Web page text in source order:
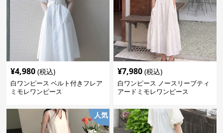
¥4,980 (税込)
白ワンピース ベルト付きフレア
ミモレワンピース
¥7,980 (税込)
白ワンピース ノースリーブティ
アードミモレワンピース
人気